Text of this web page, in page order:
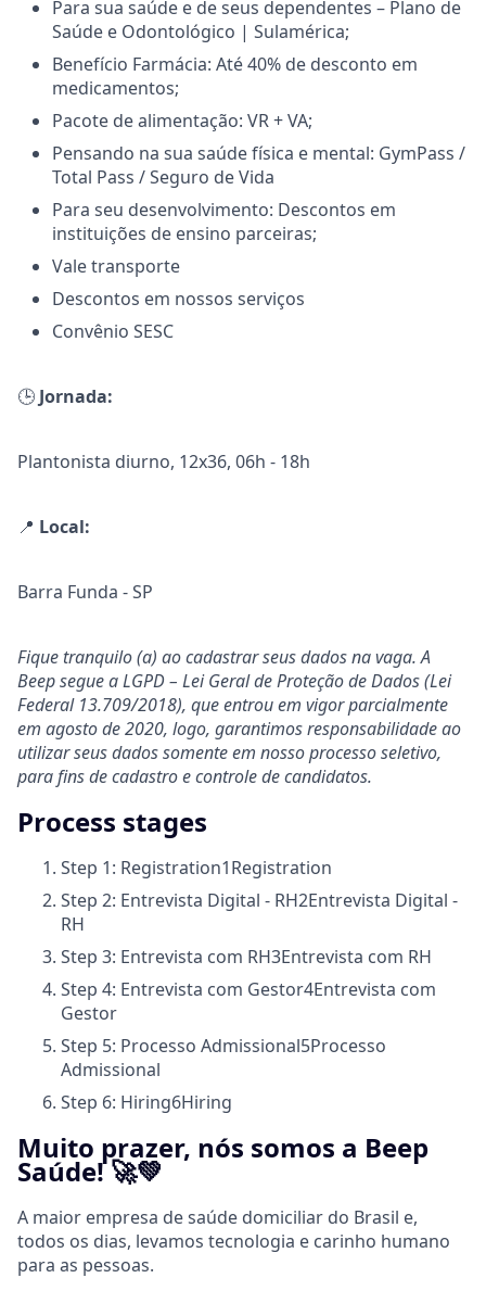
Para sua saúde e de seus dependentes – Plano de
Saúde e Odontológico | Sulamérica;
Benefício Farmácia: Até 40% de desconto em
medicamentos;
Pacote de alimentação: VR + VA;
Pensando na sua saúde física e mental: GymPass /
Total Pass / Seguro de Vida
Para seu desenvolvimento: Descontos em
instituições de ensino parceiras;
Vale transporte
Descontos em nossos serviços
Convênio SESC
🕒 Jornada:
Plantonista diurno, 12x36, 06h - 18h
📍 Local:
Barra Funda - SP
Fique tranquilo (a) ao cadastrar seus dados na vaga. A
Beep segue a LGPD – Lei Geral de Proteção de Dados (Lei
Federal 13.709/2018), que entrou em vigor parcialmente
em agosto de 2020, logo, garantimos responsabilidade ao
utilizar seus dados somente em nosso processo seletivo,
para fins de cadastro e controle de candidatos.
Process stages
Step 1: Registration1Registration
Step 2: Entrevista Digital - RH2Entrevista Digital -
RH
Step 3: Entrevista com RH3Entrevista com RH
Step 4: Entrevista com Gestor4Entrevista com
Gestor
Step 5: Processo Admissional5Processo
Admissional
Step 6: Hiring6Hiring
Muito prazer, nós somos a Beep
Saúde! 🚀💚
A maior empresa de saúde domiciliar do Brasil e,
todos os dias, levamos tecnologia e carinho humano
para as pessoas.